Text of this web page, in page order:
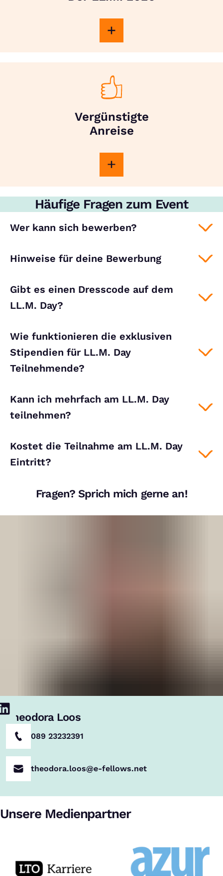
Vergünstigte
Anreise
Häufige Fragen zum Event
Wer kann sich bewerben?
Hinweise für deine Bewerbung
Gibt es einen Dresscode auf dem
LL.M. Day?
Wie funktionieren die exklusiven
Stipendien für LL.M. Day
Teilnehmende?
Kann ich mehrfach am LL.M. Day
teilnehmen?
Kostet die Teilnahme am LL.M. Day
Eintritt?
Fragen? Sprich mich gerne an!
Theodora Loos
089 23232391
theodora.loos@e-fellows.net
Unsere Medienpartner